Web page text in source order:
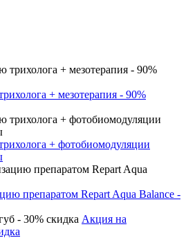
+ мезотерапия - 90%
+ фотобиомодуляции
препаратом Repart Aqua Balance -
Акция на